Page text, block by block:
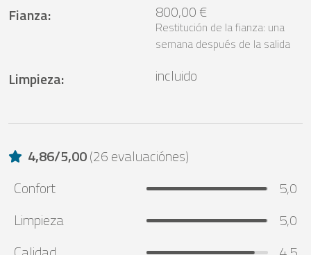
Fianza: 800,00 €
Restitución de la fianza: una
semana después de la salida
Limpieza: incluido
4,86/5,00(26 evaluaciónes)
Confort
5,0
Limpieza
5,0